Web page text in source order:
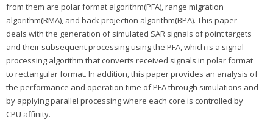
from them are polar format algorithm(PFA), range migration
algorithm(RMA), and back projection algorithm(BPA). This paper
deals with the generation of simulated SAR signals of point targets
and their subsequent processing using the PFA, which is a signal-
processing algorithm that converts received signals in polar format
to rectangular format. In addition, this paper provides an analysis of
the performance and operation time of PFA through simulations and
by applying parallel processing where each core is controlled by
CPU affinity.